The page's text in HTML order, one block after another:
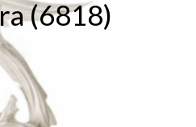
(6818)